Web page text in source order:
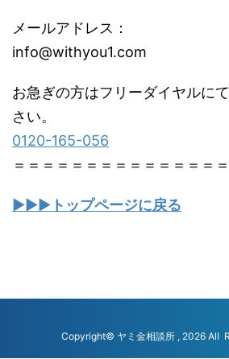
メールアドレス：
info@withyou1.com
お急ぎの方はフリーダイヤルに
さい。
0120-165-056
＝＝＝＝＝＝＝＝＝＝＝＝＝＝
▶▶▶ トップページに戻る
Copyright© ヤミ金相談所 , 2026 All